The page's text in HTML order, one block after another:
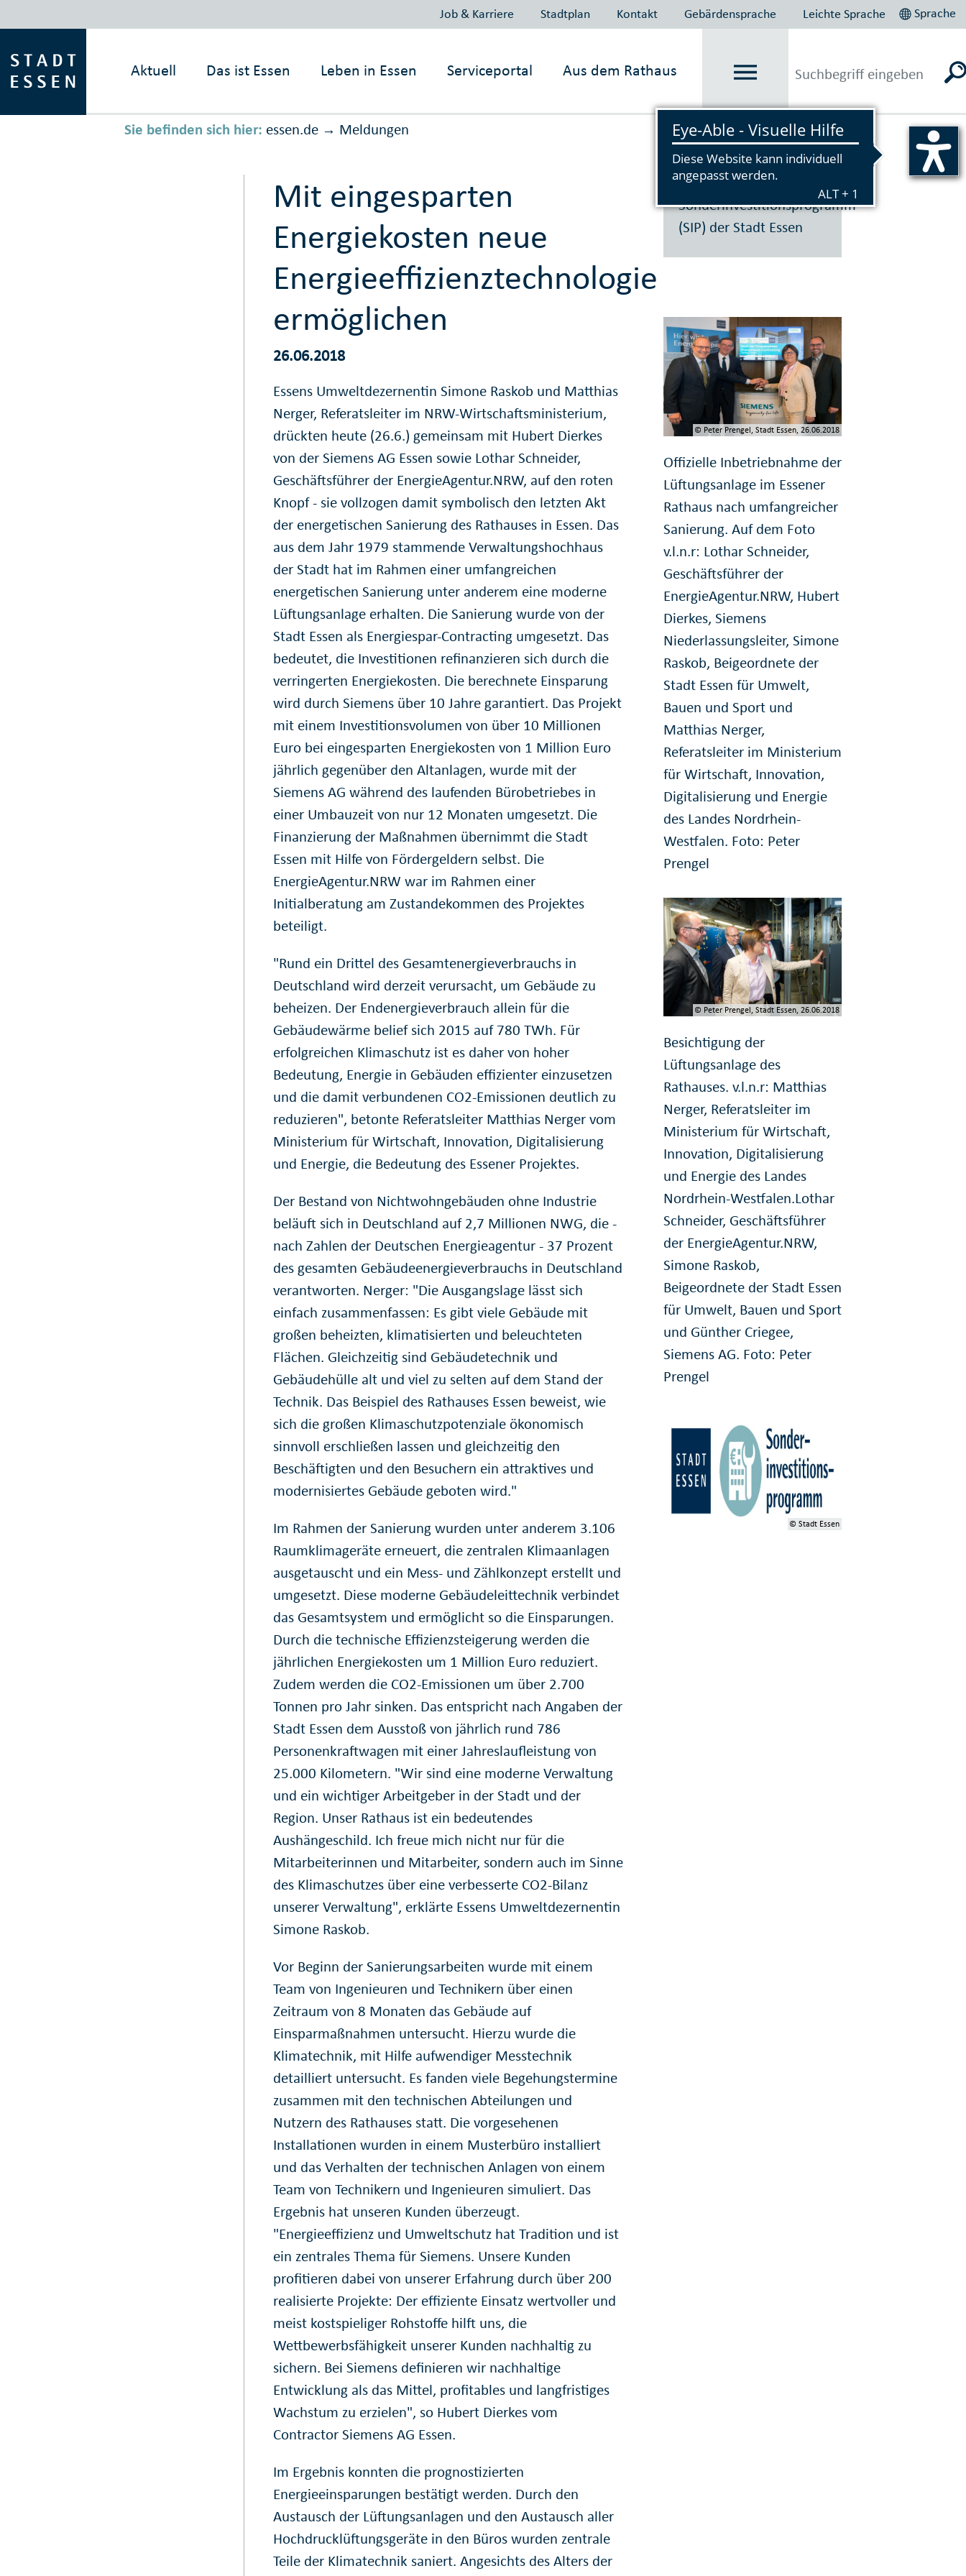
Job & Karriere Stadtplan Kontakt Gebärdensprache Leichte Sprache Sprache
Aktuell Das ist Essen Leben in Essen Serviceportal Aus dem Rathaus
Sie befinden sich hier: essen.de → Meldungen Vorlesen
Mit eingesparten
Energiekosten neue
Energieeffizienztechnologie
ermöglichen
26.06.2018
Essens Umweltdezernentin Simone Raskob und Matthias
Nerger, Referatsleiter im NRW-Wirtschaftsministerium,
drückten heute (26.6.) gemeinsam mit Hubert Dierkes
von der Siemens AG Essen sowie Lothar Schneider,
Geschäftsführer der EnergieAgentur.NRW, auf den roten
Knopf - sie vollzogen damit symbolisch den letzten Akt
der energetischen Sanierung des Rathauses in Essen. Das
aus dem Jahr 1979 stammende Verwaltungshochhaus
der Stadt hat im Rahmen einer umfangreichen
energetischen Sanierung unter anderem eine moderne
Lüftungsanlage erhalten. Die Sanierung wurde von der
Stadt Essen als Energiespar-Contracting umgesetzt. Das
bedeutet, die Investitionen refinanzieren sich durch die
verringerten Energiekosten. Die berechnete Einsparung
wird durch Siemens über 10 Jahre garantiert. Das Projekt
mit einem Investitionsvolumen von über 10 Millionen
Euro bei eingesparten Energiekosten von 1 Million Euro
jährlich gegenüber den Altanlagen, wurde mit der
Siemens AG während des laufenden Bürobetriebes in
einer Umbauzeit von nur 12 Monaten umgesetzt. Die
Finanzierung der Maßnahmen übernimmt die Stadt
Essen mit Hilfe von Fördergeldern selbst. Die
EnergieAgentur.NRW war im Rahmen einer
Initialberatung am Zustandekommen des Projektes
beteiligt.
"Rund ein Drittel des Gesamtenergieverbrauchs in
Deutschland wird derzeit verursacht, um Gebäude zu
beheizen. Der Endenergieverbrauch allein für die
Gebäudewärme belief sich 2015 auf 780 TWh. Für
erfolgreichen Klimaschutz ist es daher von hoher
Bedeutung, Energie in Gebäuden effizienter einzusetzen
und die damit verbundenen CO2-Emissionen deutlich zu
reduzieren", betonte Referatsleiter Matthias Nerger vom
Ministerium für Wirtschaft, Innovation, Digitalisierung
und Energie, die Bedeutung des Essener Projektes.
Der Bestand von Nichtwohngebäuden ohne Industrie
beläuft sich in Deutschland auf 2,7 Millionen NWG, die -
nach Zahlen der Deutschen Energieagentur - 37 Prozent
des gesamten Gebäudeenergieverbrauchs in Deutschland
verantworten. Nerger: "Die Ausgangslage lässt sich
einfach zusammenfassen: Es gibt viele Gebäude mit
großen beheizten, klimatisierten und beleuchteten
Flächen. Gleichzeitig sind Gebäudetechnik und
Gebäudehülle alt und viel zu selten auf dem Stand der
Technik. Das Beispiel des Rathauses Essen beweist, wie
sich die großen Klimaschutzpotenziale ökonomisch
sinnvoll erschließen lassen und gleichzeitig den
Beschäftigten und den Besuchern ein attraktives und
modernisiertes Gebäude geboten wird."
Im Rahmen der Sanierung wurden unter anderem 3.106
Raumklimageräte erneuert, die zentralen Klimaanlagen
ausgetauscht und ein Mess- und Zählkonzept erstellt und
umgesetzt. Diese moderne Gebäudeleittechnik verbindet
das Gesamtsystem und ermöglicht so die Einsparungen.
Durch die technische Effizienzsteigerung werden die
jährlichen Energiekosten um 1 Million Euro reduziert.
Zudem werden die CO2-Emissionen um über 2.700
Tonnen pro Jahr sinken. Das entspricht nach Angaben der
Stadt Essen dem Ausstoß von jährlich rund 786
Personenkraftwagen mit einer Jahreslaufleistung von
25.000 Kilometern. "Wir sind eine moderne Verwaltung
und ein wichtiger Arbeitgeber in der Stadt und der
Region. Unser Rathaus ist ein bedeutendes
Aushängeschild. Ich freue mich nicht nur für die
Mitarbeiterinnen und Mitarbeiter, sondern auch im Sinne
des Klimaschutzes über eine verbesserte CO2-Bilanz
unserer Verwaltung", erklärte Essens Umweltdezernentin
Simone Raskob.
Vor Beginn der Sanierungsarbeiten wurde mit einem
Team von Ingenieuren und Technikern über einen
Zeitraum von 8 Monaten das Gebäude auf
Einsparmaßnahmen untersucht. Hierzu wurde die
Klimatechnik, mit Hilfe aufwendiger Messtechnik
detailliert untersucht. Es fanden viele Begehungstermine
zusammen mit den technischen Abteilungen und
Nutzern des Rathauses statt. Die vorgesehenen
Installationen wurden in einem Musterbüro installiert
und das Verhalten der technischen Anlagen von einem
Team von Technikern und Ingenieuren simuliert. Das
Ergebnis hat unseren Kunden überzeugt.
"Energieeffizienz und Umweltschutz hat Tradition und ist
ein zentrales Thema für Siemens. Unsere Kunden
profitieren dabei von unserer Erfahrung durch über 200
realisierte Projekte: Der effiziente Einsatz wertvoller und
meist kostspieliger Rohstoffe hilft uns, die
Wettbewerbsfähigkeit unserer Kunden nachhaltig zu
sichern. Bei Siemens definieren wir nachhaltige
Entwicklung als das Mittel, profitables und langfristiges
Wachstum zu erzielen", so Hubert Dierkes vom
Contractor Siemens AG Essen.
Im Ergebnis konnten die prognostizierten
Energieeinsparungen bestätigt werden. Durch den
Austausch der Lüftungsanlagen und den Austausch aller
Hochdrucklüftungsgeräte in den Büros wurden zentrale
Teile der Klimatechnik saniert. Angesichts des Alters der
Sonderinvestitionsprogramm
(SIP) der Stadt Essen
© Peter Prengel, Stadt Essen, 26.06.2018
Offizielle Inbetriebnahme der
Lüftungsanlage im Essener
Rathaus nach umfangreicher
Sanierung. Auf dem Foto
v.l.n.r: Lothar Schneider,
Geschäftsführer der
EnergieAgentur.NRW, Hubert
Dierkes, Siemens
Niederlassungsleiter, Simone
Raskob, Beigeordnete der
Stadt Essen für Umwelt,
Bauen und Sport und
Matthias Nerger,
Referatsleiter im Ministerium
für Wirtschaft, Innovation,
Digitalisierung und Energie
des Landes Nordrhein-
Westfalen. Foto: Peter
Prengel
© Peter Prengel, Stadt Essen, 26.06.2018
Besichtigung der
Lüftungsanlage des
Rathauses. v.l.n.r: Matthias
Nerger, Referatsleiter im
Ministerium für Wirtschaft,
Innovation, Digitalisierung
und Energie des Landes
Nordrhein-Westfalen.Lothar
Schneider, Geschäftsführer
der EnergieAgentur.NRW,
Simone Raskob,
Beigeordnete der Stadt Essen
für Umwelt, Bauen und Sport
und Günther Criegee,
Siemens AG. Foto: Peter
Prengel
© Stadt Essen